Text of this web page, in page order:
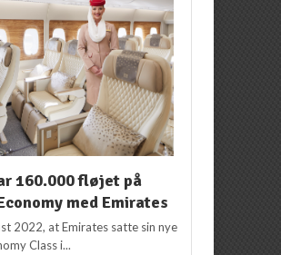
160.000 fløjet på
med Emirates
2022, at Emirates satte sin nye
Class i...